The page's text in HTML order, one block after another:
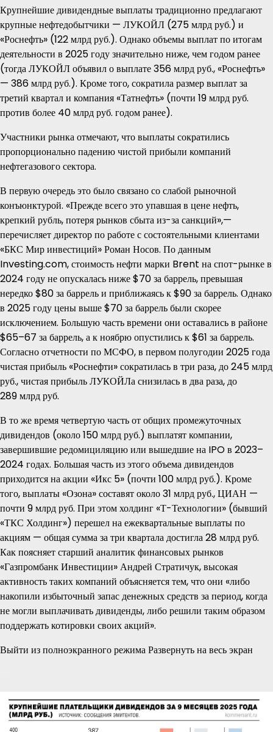
Крупнейшие дивидендные выплаты традиционно предлагают
крупные нефтедобытчики — ЛУКОЙЛ (275 млрд руб.) и
«Роснефть» (122 млрд руб.). Однако объемы выплат по итогам
деятельности в 2025 году значительно ниже, чем годом ранее
(тогда ЛУКОЙЛ объявил о выплате 356 млрд руб., «Роснефть»
— 386 млрд руб.). Кроме того, сократила размер выплат за
третий квартал и компания «Татнефть» (почти 19 млрд руб.
против более 40 млрд руб. годом ранее).
Участники рынка отмечают, что выплаты сократились
пропорционально падению чистой прибыли компаний
нефтегазового сектора.
В первую очередь это было связано со слабой рыночной
конъюнктурой. «Прежде всего это упавшая в цене нефть,
крепкий рубль, потеря рынков сбыта из-за санкций»,—
перечисляет директор по работе с состоятельными клиентами
«БКС Мир инвестиций» Роман Носов. По данным
Investing.com, стоимость нефти марки Brent на спот-рынке в
2024 году не опускалась ниже $70 за баррель, превышая
нередко $80 за баррель и приближаясь к $90 за баррель. Однако
в 2025 году цены выше $70 за баррель были скорее
исключением. Большую часть времени они оставались в районе
$65–67 за баррель, а к ноябрю опустились к $61 за баррель.
Согласно отчетности по МСФО, в первом полугодии 2025 года
чистая прибыль «Роснефти» сократилась в три раза, до 245 млрд
руб., чистая прибыль ЛУКОЙЛа снизилась в два раза, до
289 млрд руб.
В то же время четвертую часть от общих промежуточных
дивидендов (около 150 млрд руб.) выплатят компании,
завершившие редомициляцию или вышедшие на IPO в 2023–
2024 годах. Большая часть из этого объема дивидендов
приходится на акции «Икс 5» (почти 100 млрд руб.). Кроме
того, выплаты «Озона» составят около 31 млрд руб., ЦИАН —
почти 9 млрд руб. При этом холдинг «Т-Технологии» (бывший
«ТКС Холдинг») перешел на ежеквартальные выплаты по
акциям — общая сумма за три квартала достигла 28 млрд руб.
Как поясняет старший аналитик финансовых рынков
«Газпромбанк Инвестиции» Андрей Стратичук, высокая
активность таких компаний объясняется тем, что они «либо
накопили избыточный запас денежных средств за период, когда
не могли выплачивать дивиденды, либо решили таким образом
поддержать котировки своих акций».
Выйти из полноэкранного режима Развернуть на весь экран